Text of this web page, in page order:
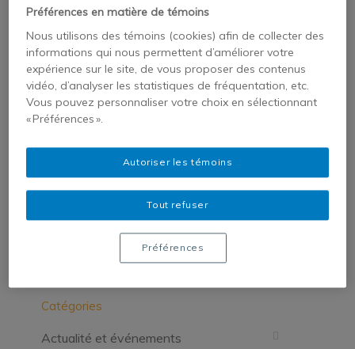
Pinterest
Google+
LinkedIn
E-Mail
Laisser un message
vous connecter
un commentaire.
Catégories
Actualité et événements
Préférences en matière de témoins
Nous utilisons des témoins (cookies) afin de collecter des
informations qui nous permettent d’améliorer votre
expérience sur le site, de vous proposer des contenus
vidéo, d’analyser les statistiques de fréquentation, etc.
Vous pouvez personnaliser votre choix en sélectionnant
« Préférences ».
Tout refuser
Autoriser les témoins
Préférences